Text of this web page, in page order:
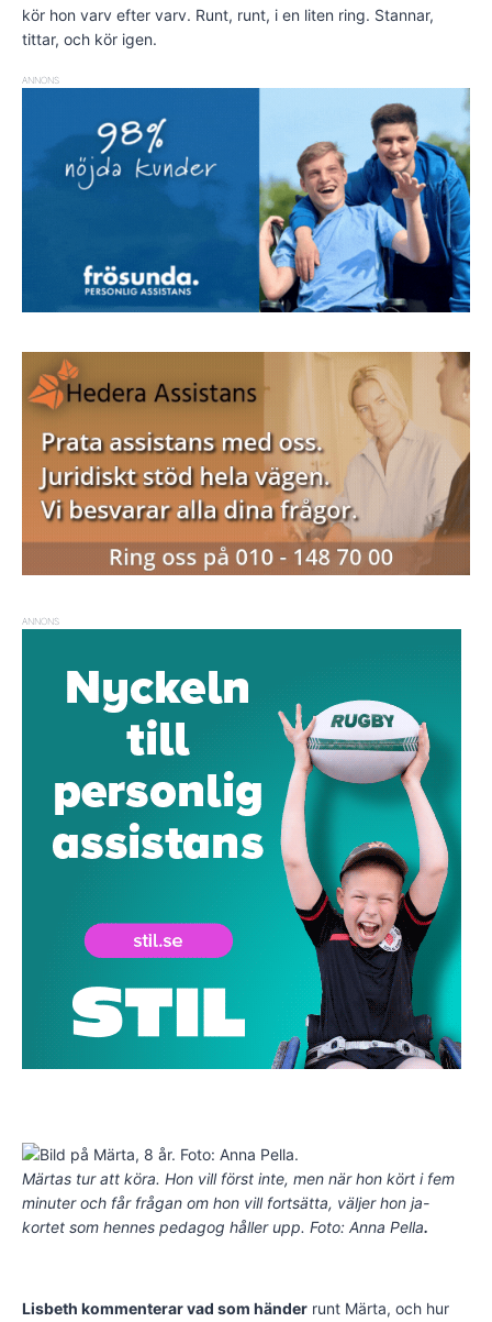
kör hon varv efter varv. Runt, runt, i en liten ring. Stannar,
tittar, och kör igen.
ANNONS
ANNONS
Märtas tur att köra. Hon vill först inte, men när hon kört i fem
minuter och får frågan om hon vill fortsätta, väljer hon ja-
kortet som hennes pedagog håller upp. Foto: Anna Pella.
Lisbeth kommenterar vad som händer runt Märta, och hur